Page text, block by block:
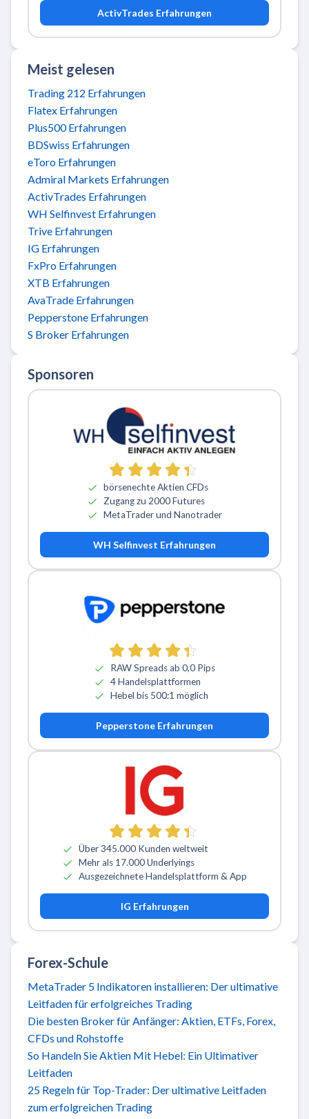
ActivTrades Erfahrungen
Meist gelesen
Trading 212 Erfahrungen
Flatex Erfahrungen
Plus500 Erfahrungen
BDSwiss Erfahrungen
eToro Erfahrungen
Admiral Markets Erfahrungen
ActivTrades Erfahrungen
WH Selfinvest Erfahrungen
Trive Erfahrungen
IG Erfahrungen
FxPro Erfahrungen
XTB Erfahrungen
AvaTrade Erfahrungen
Pepperstone Erfahrungen
S Broker Erfahrungen
Sponsoren
börsenechte Aktien CFDs
Zugang zu 2000 Futures
MetaTrader und Nanotrader
WH Selfinvest Erfahrungen
RAW Spreads ab 0,0 Pips
4 Handelsplattformen
Hebel bis 500:1 möglich
Pepperstone Erfahrungen
Über 345.000 Kunden weltweit
Mehr als 17.000 Underlyings
Ausgezeichnete Handelsplattform & App
IG Erfahrungen
Forex-Schule
MetaTrader 5 Indikatoren installieren: Der ultimative
Leitfaden für erfolgreiches Trading
Die besten Broker für Anfänger: Aktien, ETFs, Forex,
CFDs und Rohstoffe
So Handeln Sie Aktien Mit Hebel: Ein Ultimativer
Leitfaden
25 Regeln für Top-Trader: Der ultimative Leitfaden
zum erfolgreichen Trading